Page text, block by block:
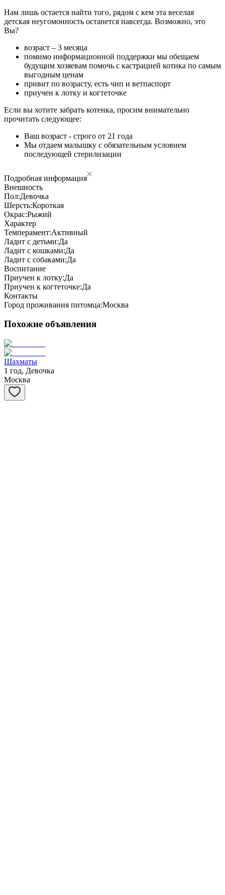
Нам лишь остается найти того, рядом с кем эта веселая
детская неугомонность останется навсегда. Возможно, это
Вы?
возраст – 3 месяца
помимо информационной поддержки мы обещаем
будущим хозяевам помочь с кастрацией котика по самым
выгодным ценам
привит по возрасту, есть чип и ветпаспорт
приучен к лотку и когтеточке
Если вы хотите забрать котенка, просим внимательно
прочитать следующее:
Ваш возраст - строго от 21 года
Мы отдаем малышку с обязательным условием
последующей стерилизации
Подробная информация
Внешность
Пол:Девочка
Шерсть:Короткая
Окрас:Рыжий
Характер
Темперамент:Активный
Ладит с детьми:Да
Ладит с кошками:Да
Ладит с собаками:Да
Воспитание
Приучен к лотку:Да
Приучен к когтеточке:Да
Контакты
Город проживания питомца:Москва
Похожие объявления
Шахматы
1 год, Девочка
Москва